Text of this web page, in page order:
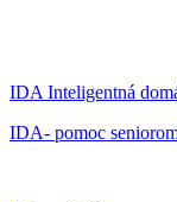
IDA Inteligentná
IDA- pomoc